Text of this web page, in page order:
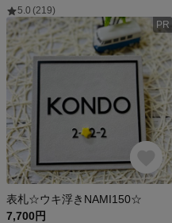
5.0 (219)
PR
表札☆ウキ浮きNAMI150☆
7,700円